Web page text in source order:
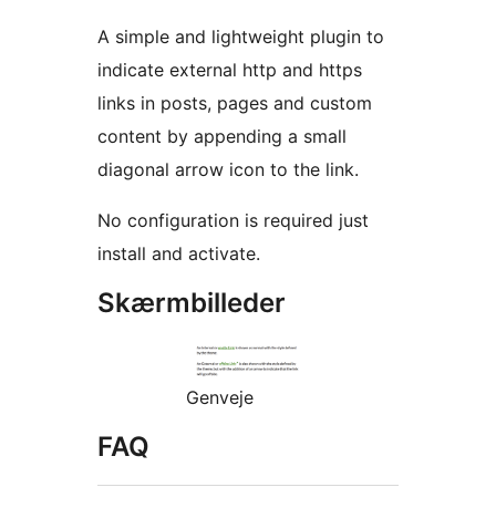
A simple and lightweight plugin to
indicate external http and https
links in posts, pages and custom
content by appending a small
diagonal arrow icon to the link.
No configuration is required just
install and activate.
Skærmbilleder
Genveje
FAQ